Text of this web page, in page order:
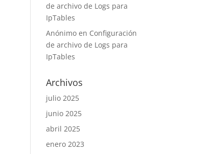
de archivo de Logs para
IpTables
Anónimo en Configuración
de archivo de Logs para
IpTables
Archivos
julio 2025
junio 2025
abril 2025
enero 2023